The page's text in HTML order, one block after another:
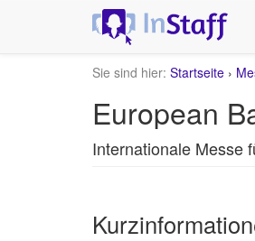
Sie sind hier: Startseite ›
European
Internationale Messe